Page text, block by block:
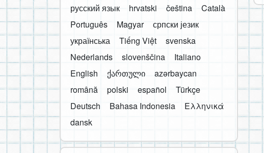
русский язык
hrvatski čeština
Català
Português
Magyar
српски језик
українська
Tiếng Việt
svenska
Nederlands
slovenščina
Italiano
English
ქართული
azərbaycan
română
polski español
Türkçe
Deutsch
Bahasa Indonesia
Ελληνικά
dansk